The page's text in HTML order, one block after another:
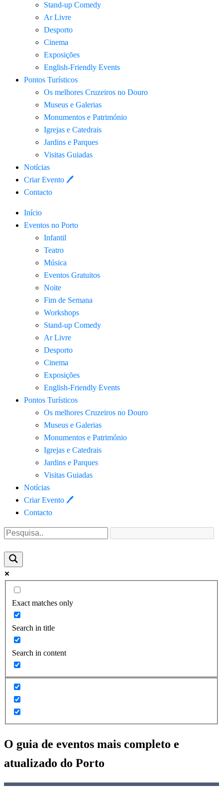
Stand-up Comedy
Ar Livre
Desporto
Cinema
Exposições
English-Friendly Events
Pontos Turísticos
Os melhores Cruzeiros no Douro​
Museus e Galerias
Monumentos e Património
Igrejas e Catedrais
Jardins e Parques
Visitas Guiadas
Notícias
Criar Evento 🖊
Contacto
Início
Eventos no Porto
Infantil
Teatro
Música
Eventos Gratuitos
Noite
Fim de Semana
Workshops
Stand-up Comedy
Ar Livre
Desporto
Cinema
Exposições
English-Friendly Events
Pontos Turísticos
Os melhores Cruzeiros no Douro​
Museus e Galerias
Monumentos e Património
Igrejas e Catedrais
Jardins e Parques
Visitas Guiadas
Notícias
Criar Evento 🖊
Contacto
Exact matches only
Search in title
Search in content
O guia de eventos mais completo e
atualizado do Porto